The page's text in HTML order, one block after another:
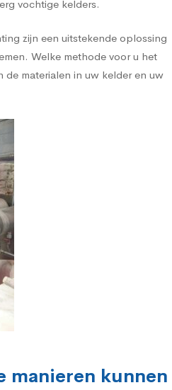
vochtige kelders.
zijn een uitstekende oplossing
Welke methode voor u het
de materialen in uw kelder en uw
manieren kunnen